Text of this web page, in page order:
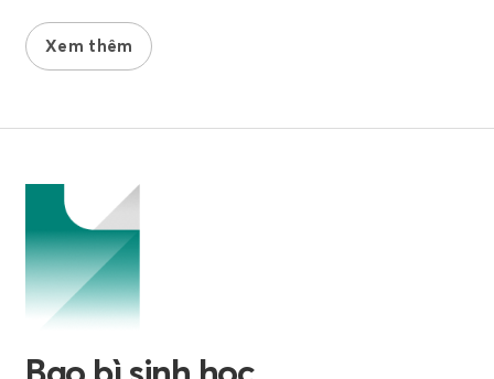
Xem thêm